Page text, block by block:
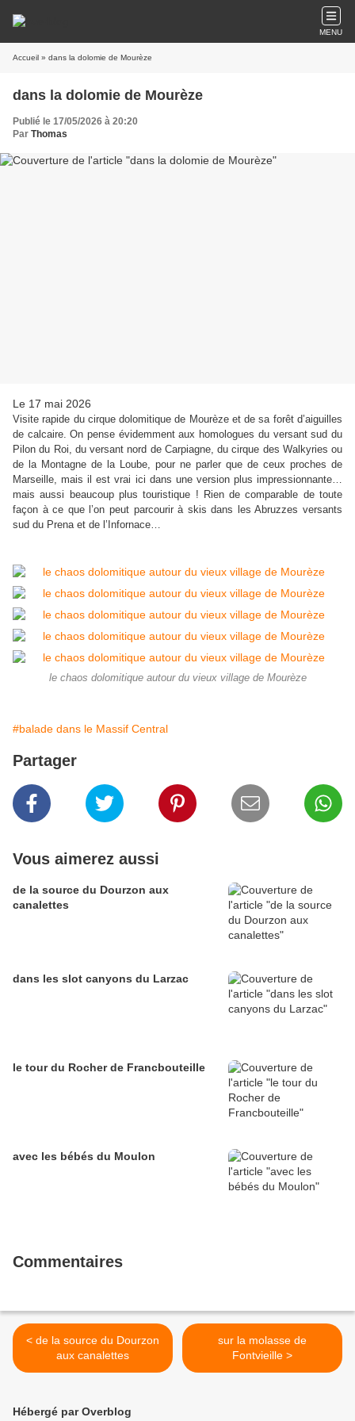
MENU
Accueil » dans la dolomie de Mourèze
dans la dolomie de Mourèze
Publié le 17/05/2026 à 20:20
Par Thomas
Le 17 mai 2026
Visite rapide du cirque dolomitique de Mourèze et de sa forêt d’aiguilles
de calcaire. On pense évidemment aux homologues du versant sud du
Pilon du Roi, du versant nord de Carpiagne, du cirque des Walkyries ou
de la Montagne de la Loube, pour ne parler que de ceux proches de
Marseille, mais il est vrai ici dans une version plus impressionnante…
mais aussi beaucoup plus touristique ! Rien de comparable de toute
façon à ce que l’on peut parcourir à skis dans les Abruzzes versants
sud du Prena et de l’Infornace…
le chaos dolomitique autour du vieux village de Mourèze
#balade dans le Massif Central
Partager
Vous aimerez aussi
de la source du Dourzon aux
canalettes
dans les slot canyons du Larzac
le tour du Rocher de Francbouteille
avec les bébés du Moulon
Commentaires
< de la source du Dourzon
aux canalettes
sur la molasse de
Fontvieille >
Hébergé par Overblog